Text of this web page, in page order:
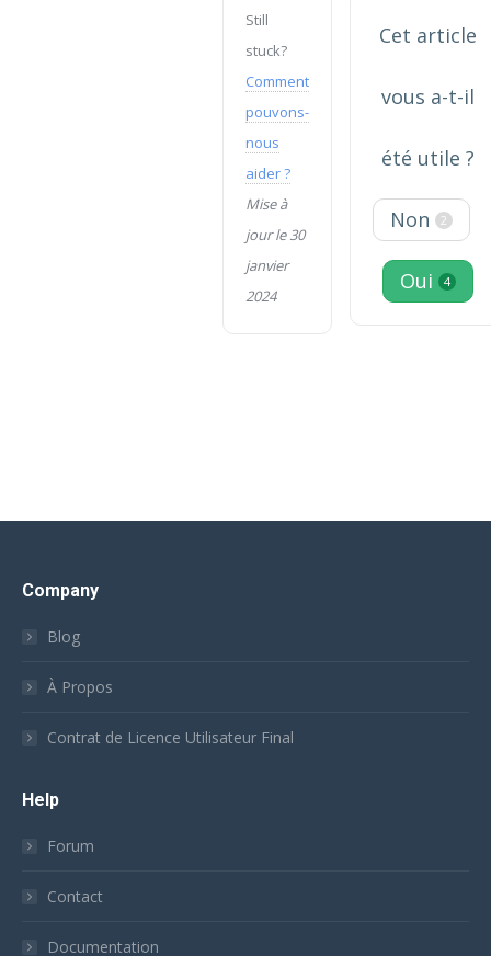
Still
stuck?
Comment
pouvons-
nous
aider ?
Mise à
jour le 30
janvier
2024
Cet article
vous a-t-il
été utile ?
Non 2
Oui 4
Company
Blog
À Propos
Contrat de Licence Utilisateur Final
Help
Forum
Contact
Documentation